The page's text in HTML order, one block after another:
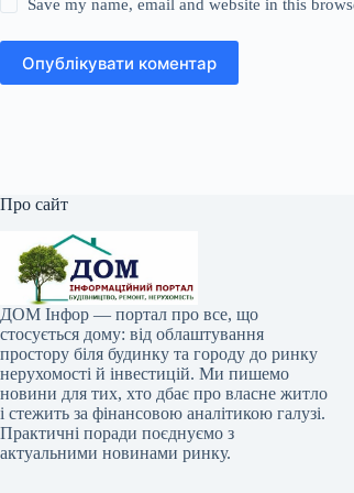
Save my name, email and website in this
Опублікувати коментар
Про сайт
ДОМ Інфор — портал про все, що
стосується дому: від облаштування
простору біля будинку та городу до ринку
нерухомості й інвестицій. Ми пишемо
новини для тих, хто дбає про власне житло
і стежить за фінансовою аналітикою галузі.
Практичні поради поєднуємо з
актуальними новинами ринку.